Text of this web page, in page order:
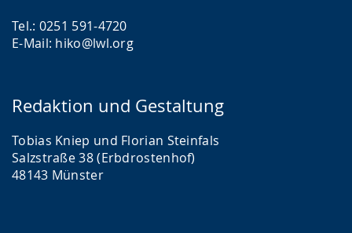
Tel.: 0251 591-4720
E-Mail: hiko@lwl.org
Redaktion und Gestaltung
Tobias Kniep und Florian Steinfals
Salzstraße 38 (Erbdrostenhof)
48143 Münster